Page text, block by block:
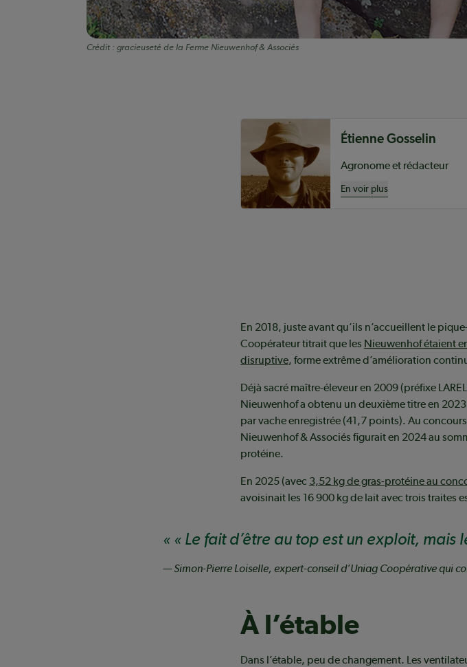
Crédit : gracieuseté de la Ferme Nieuwenhof & Associés
Auteurs de contenu Étienne Gosselin
Agronome et rédacteur
En voir plus
En 2018, juste avant qu’ils n’accueillent le
Coopérateur titrait que les Nieuwenhof étaient
disruptive, forme extrême d’amélioration
Déjà sacré maître-éleveur en 2009 (préfixe
Nieuwenhof a obtenu un deuxième titre en
par vache enregistrée (41,7 points). Au
Nieuwenhof & Associés figurait en 2024 au
protéine.
En 2025 (avec 3,52 kg de gras-protéine au
avoisinait les 16 900 kg de lait avec trois traites
« Le fait d’être au top est un exploit, mais
— Simon-Pierre Loiselle, expert-conseil d’Uniag Coopérative qui
À l’étable
Dans l’étable, peu de changement. Les